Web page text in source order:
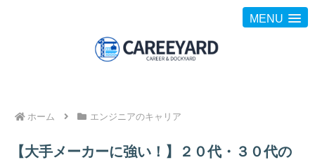
MENU
ホーム エンジニアのキャリア
【大手メーカーに強い！】２０代・３０代の